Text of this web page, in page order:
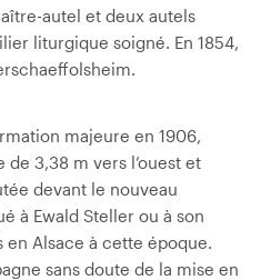
autel et deux autels
liturgique soigné. En 1854,
majeure en 1906,
3,38 m vers l’ouest et
devant le nouveau
à Ewald Steller ou à son
Alsace à cette époque.
sans doute de la mise en